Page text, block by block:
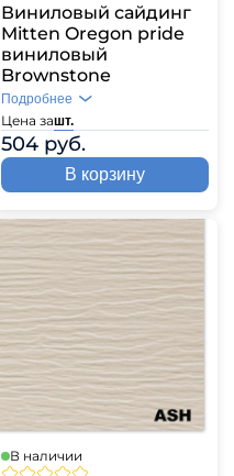
Виниловый сайдинг
Mitten Oregon pride
виниловый
Brownstone
Цена зашт.
504 руб.
Подробнее
В корзину
В наличии